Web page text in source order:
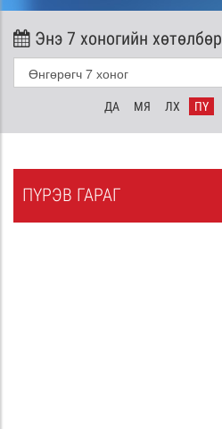
Энэ 7 хоногийн хөтөлбөр
ДА МЯ ЛХ ПҮ
ПҮРЭВ ГАРАГ